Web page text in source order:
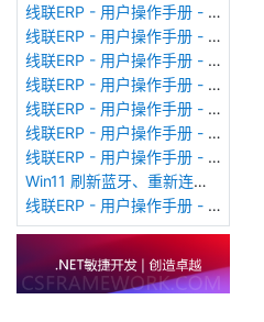
线联ERP - 用户操作手册 - 补卡管理
线联ERP - 用户操作手册 - 考勤设备管理
线联ERP - 用户操作手册 - 考勤参数配置
线联ERP - 用户操作手册 - 考勤设备绑定
线联ERP - 用户操作手册 - 员工档案
线联ERP - 用户操作手册 - 班次管理
线联ERP - 用户操作手册 - 排班管理
Win11 刷新蓝牙、重新连接蓝牙音响
线联ERP - 用户操作手册 - 成品入库单